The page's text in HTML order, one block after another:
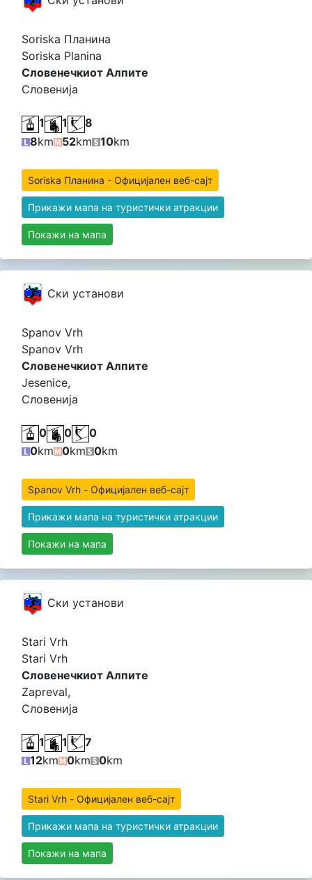
Soriska Планина
Soriska Planina
Словенечкиот Алпите
Словенија
1 1
8
8km 52km 10km
Soriska Планина - Официјален веб-сајт
Прикажи мапа на туристички атракции
Покажи на мапа
Cки установи
Spanov Vrh
Spanov Vrh
Словенечкиот Алпите
Jesenice,
Словенија
0 0
0
0km 0km 0km
Spanov Vrh - Официјален веб-сајт
Прикажи мапа на туристички атракции
Покажи на мапа
Cки установи
Stari Vrh
Stari Vrh
Словенечкиот Алпите
Zapreval,
Словенија
1 1
7
12km 0km 0km
Stari Vrh - Официјален веб-сајт
Прикажи мапа на туристички атракции
Покажи на мапа